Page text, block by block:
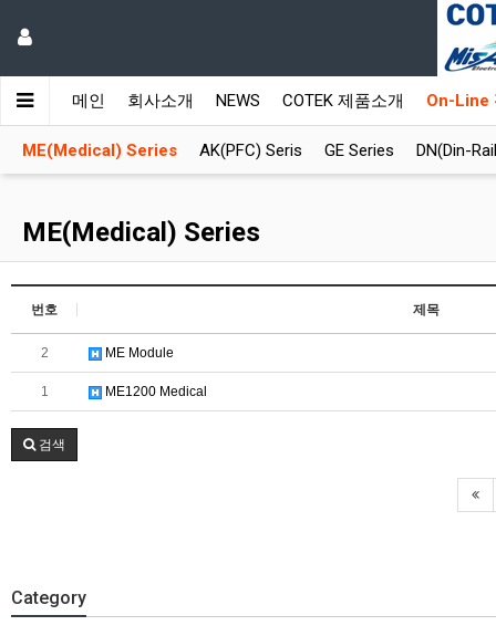
메인 회사소개 NEWS COTEK 제품소개 On-Line
ME(Medical) Series AK(PFC) Seris GE Series DN(Din-
ME(Medical) Series
번호 제목
2 ME Module
1 ME1200 Medical
검색
Category